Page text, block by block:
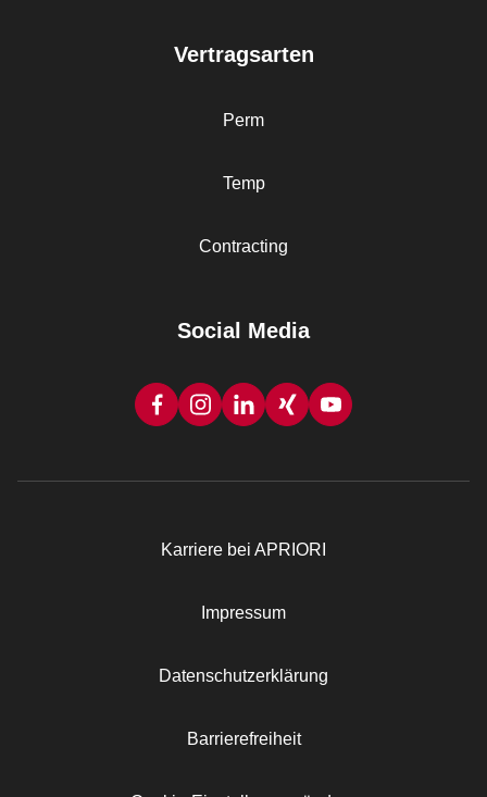
Vertragsarten
Perm
Temp
Contracting
Social Media
Karriere bei APRIORI
Impressum
Datenschutzerklärung
Barrierefreiheit